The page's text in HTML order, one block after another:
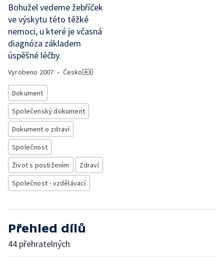
Bohužel vedeme žebříček
ve výskytu této těžké
nemoci, u které je včasná
diagnóza základem
úspěšné léčby.
Vyrobeno 2007 • Česko
Dokument
Společenský dokument
Dokument o zdraví
Společnost
Život s postižením
Zdraví
Společnost - vzdělávací
Přehled dílů
44 přehratelných